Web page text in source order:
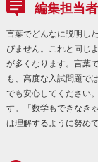
編集担当
言葉でどんなに説明し
びません。これと同じ
が多くなります。言葉
も、高度な入試問題で
でも安心してください
す。「数学もできなき
は理解するように努め